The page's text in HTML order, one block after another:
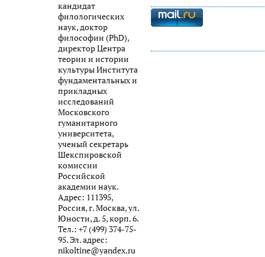
кандидат
филологических
наук, доктор
философии (PhD),
директор Центра
теории и истории
культуры Института
фундаментальных и
прикладных
исследований
Московского
гуманитарного
университета,
ученый секретарь
Шекспировской
комиссии
Российской
академии наук.
Адрес: 111395,
Россия, г. Москва, ул.
Юности, д. 5, корп. 6.
Тел.: +7 (499) 374-75-
95. Эл. адрес:
nikoltine@yandex.ru